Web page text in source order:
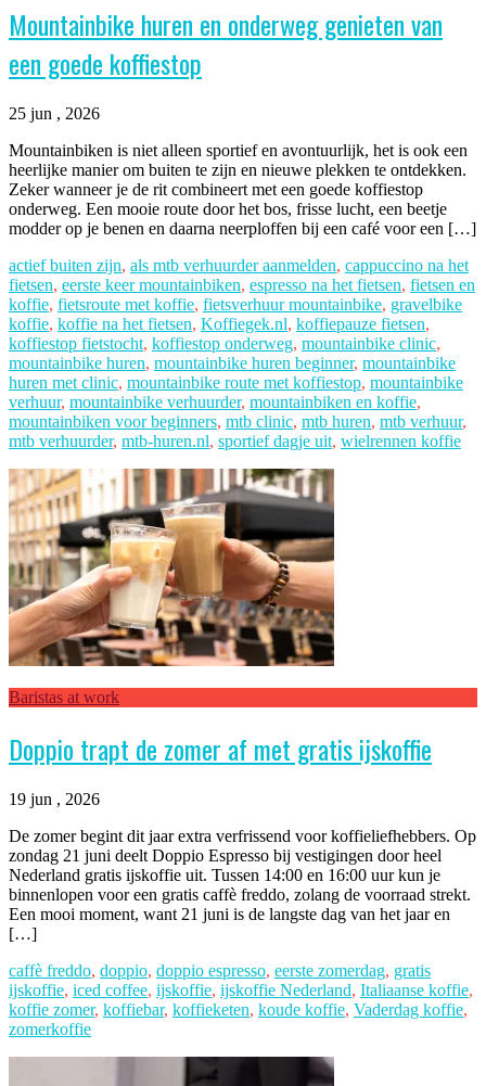
Mountainbike huren en onderweg genieten van
een goede koffiestop
25 jun , 2026
Mountainbiken is niet alleen sportief en avontuurlijk, het is ook een
heerlijke manier om buiten te zijn en nieuwe plekken te ontdekken.
Zeker wanneer je de rit combineert met een goede koffiestop
onderweg. Een mooie route door het bos, frisse lucht, een beetje
modder op je benen en daarna neerploffen bij een café voor een […]
actief buiten zijn, als mtb verhuurder aanmelden, cappuccino na het
fietsen, eerste keer mountainbiken, espresso na het fietsen, fietsen en
koffie, fietsroute met koffie, fietsverhuur mountainbike, gravelbike
koffie, koffie na het fietsen, Koffiegek.nl, koffiepauze fietsen,
koffiestop fietstocht, koffiestop onderweg, mountainbike clinic,
mountainbike huren, mountainbike huren beginner, mountainbike
huren met clinic, mountainbike route met koffiestop, mountainbike
verhuur, mountainbike verhuurder, mountainbiken en koffie,
mountainbiken voor beginners, mtb clinic, mtb huren, mtb verhuur,
mtb verhuurder, mtb-huren.nl, sportief dagje uit, wielrennen koffie
Baristas at work
Doppio trapt de zomer af met gratis ijskoffie
19 jun , 2026
De zomer begint dit jaar extra verfrissend voor koffieliefhebbers. Op
zondag 21 juni deelt Doppio Espresso bij vestigingen door heel
Nederland gratis ijskoffie uit. Tussen 14:00 en 16:00 uur kun je
binnenlopen voor een gratis caffè freddo, zolang de voorraad strekt.
Een mooi moment, want 21 juni is de langste dag van het jaar en
[…]
caffè freddo, doppio, doppio espresso, eerste zomerdag, gratis
ijskoffie, iced coffee, ijskoffie, ijskoffie Nederland, Italiaanse koffie,
koffie zomer, koffiebar, koffieketen, koude koffie, Vaderdag koffie,
zomerkoffie